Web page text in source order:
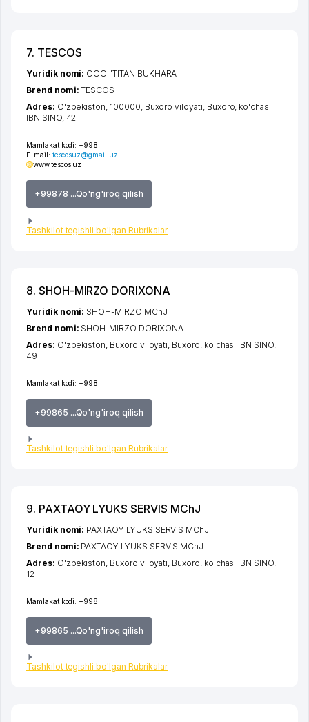
7. TESCOS
Mamlakat kodi: +998
E-mail: tescosuz@gmail.uz
www.tescos.uz
+99878 ...Qo'ng'iroq qilish
Tashkilot tegishli bo'lgan Rubrikalar
Yuridik nomi: OOO "TITAN BUKHARA
Brend nomi:TESCOS
Adres: O'zbekiston, 100000, Buxoro viloyati, Buxoro, ko'chasi
IBN SINO, 42
8. SHOH-MIRZO DORIXONA
Mamlakat kodi: +998
+99865 ...Qo'ng'iroq qilish
Tashkilot tegishli bo'lgan Rubrikalar
Yuridik nomi: SHOH-MIRZO MChJ
Brend nomi: SHOH-MIRZO DORIXONA
Adres: O'zbekiston, Buxoro viloyati Buxoro ko'chasi IBN SINO,
49
9. PAXTAOY LYUKS SERVIS MChJ
Mamlakat kodi: +998
+99865 ...Qo'ng'iroq qilish
Tashkilot tegishli bo'lgan Rubrikalar
Yuridik nomi: PAXTAOY LYUKS SERVIS MChJ
Brend nomi: PAXTAOY LYUKS SERVIS MChJ
Adres: O'zbekiston, Buxoro viloyati Buxoro ko'chasi IBN SINO,
12